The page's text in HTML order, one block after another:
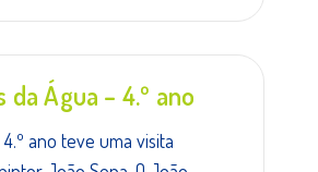
da Água – 4.º ano
ano teve uma visita